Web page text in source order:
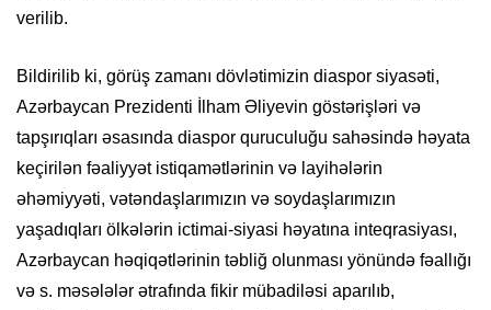
verilib.
Bildirilib ki, görüş zamanı dövlətimizin diaspor siyasəti,
Azərbaycan Prezidenti İlham Əliyevin göstərişləri və
tapşırıqları əsasında diaspor quruculuğu sahəsində həyata
keçirilən fəaliyyət istiqamətlərinin və layihələrin
əhəmiyyəti, vətəndaşlarımızın və soydaşlarımızın
yaşadıqları ölkələrin ictimai-siyasi həyatına inteqrasiyası,
Azərbaycan həqiqətlərinin təbliğ olunması yönündə fəallığı
və s. məsələlər ətrafında fikir mübadiləsi aparılıb,